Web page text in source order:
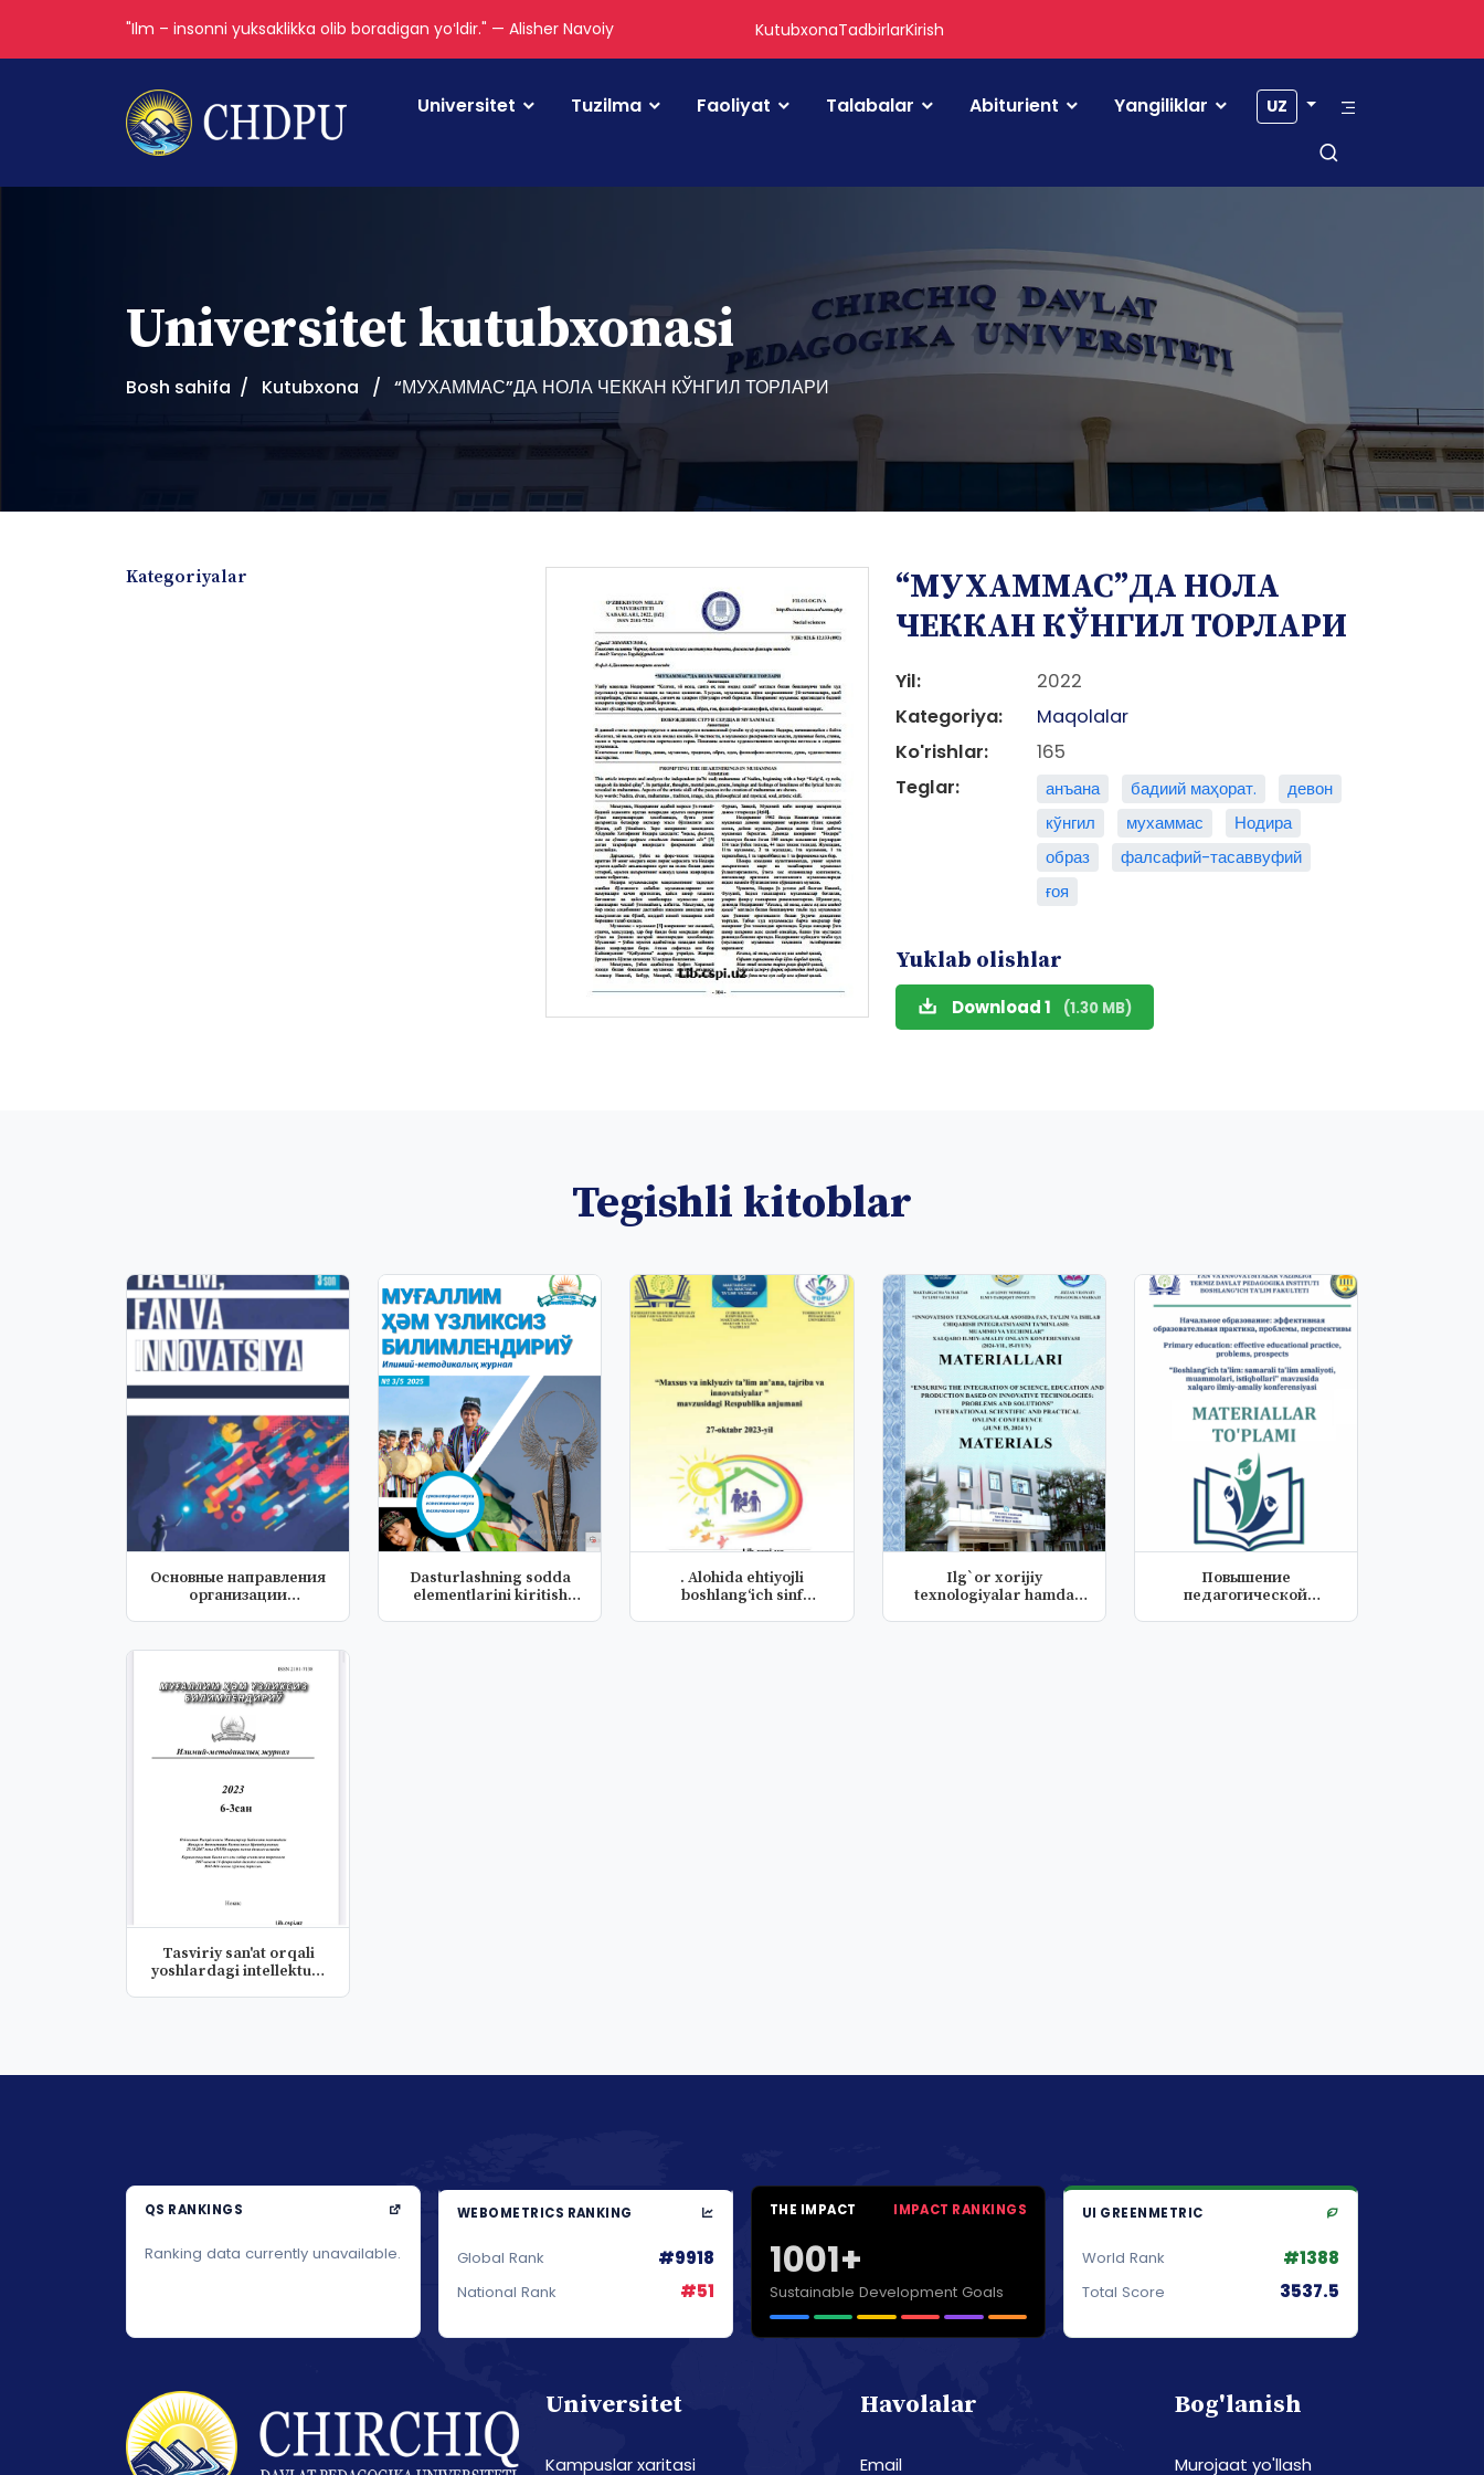
"Ilm – insonni yuksaklikka olib boradigan yoʻldir." — Alisher Navoiy KutubxonaTadbirlarKirish
Universitet Tuzilma Faoliyat Talabalar Abiturient Yangiliklar UZ
Universitet kutubxonasi
Bosh sahifa Kutubxona “МУХАММАС”ДА НОЛА ЧЕККАН КЎНГИЛ ТОРЛАРИ
Kategoriyalar
“МУХАММАС”ДА НОЛА
ЧЕККАН КЎНГИЛ ТОРЛАРИ
Yil:
2022
Kategoriya:
Maqolalar
Ko'rishlar:
165
Teglar:
анъана бадиий маҳорат.
девон
кўнгил
мухаммас
Нодира
образ
фалсафий-тасаввуфий
ғоя
Yuklab olishlar
Download 1 (1.30 MB)
Tegishli kitoblar
Основные направления
организации
Dasturlashning sodda
elementlarini kiritish
. Alohida ehtiyojli
boshlang‘ich sinf
Ilg`or xorijiy
texnologiyalar hamda
Повышение
педагогической
Tasviriy san'at orqali
yoshlardagi intellektual
QS RANKINGS
Ranking data currently unavailable.
WEBOMETRICS RANKING
Global Rank #9918
National Rank #51
THE IMPACT IMPACT RANKINGS
1001+
Sustainable Development Goals
UI GREENMETRIC
World Rank #1388
Total Score 3537.5
Universitet
Kampuslar xaritasi
Havolalar
Email
Bog'lanish
Murojaat yo'llash